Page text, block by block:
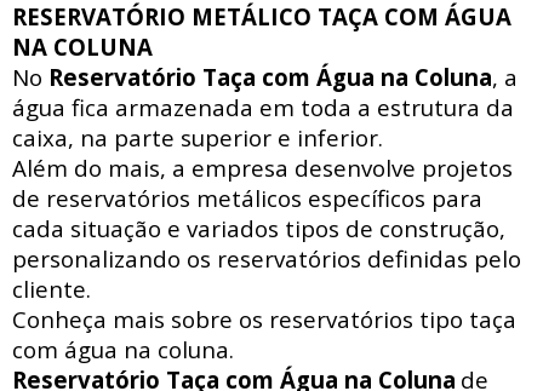
RESERVATÓRIO METÁLICO TAÇA COM ÁGUA
NA COLUNA
No Reservatório Taça com Água na Coluna, a
água fica armazenada em toda a estrutura da
caixa, na parte superior e inferior.
Além do mais, a empresa desenvolve projetos
de reservatórios metálicos específicos para
cada situação e variados tipos de construção,
personalizando os reservatórios definidas pelo
cliente.
Conheça mais sobre os reservatórios tipo taça
com água na coluna.
Reservatório Taça com Água na Coluna de